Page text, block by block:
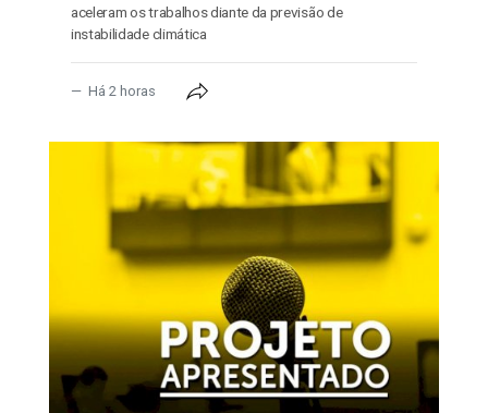
aceleram os trabalhos diante da previsão de
instabilidade climática
Há 2 horas